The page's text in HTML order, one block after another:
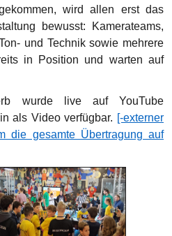
wird allen erst das
bewusst: Kamerateams,
und Technik sowie mehrere
in Position und warten auf
wurde live auf YouTube
als Video verfügbar. [-externer
die gesamte Übertragung auf